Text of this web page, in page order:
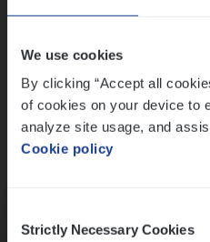
We use cookies
By clicking “Accept all
of cookies on your device to
analyze site usage, and
Cookie policy
Selection
Strictly Necessary Cookies